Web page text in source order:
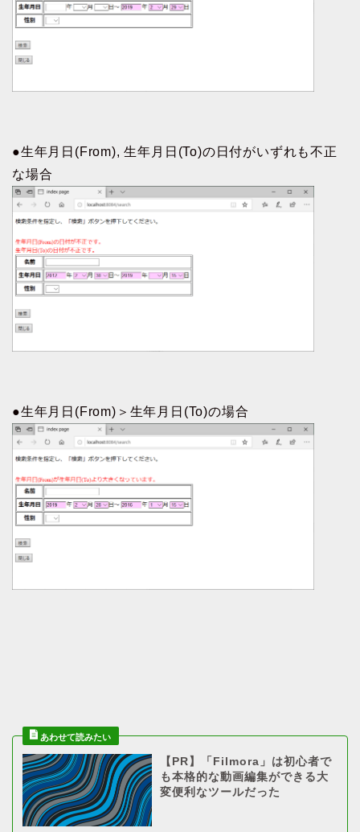
●生年月日(From), 生年月日(To)の日付がいずれも不正
な場合
●生年月日(From)＞生年月日(To)の場合
【PR】「Filmora」は初心者で
も本格的な動画編集ができる大
変便利なツールだった